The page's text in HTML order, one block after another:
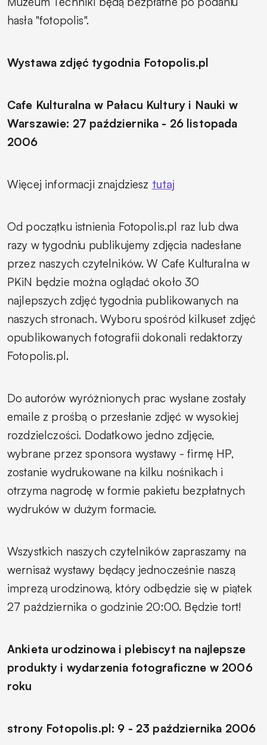
hasła "fotopolis".
Wystawa zdjęć tygodnia Fotopolis.pl
Cafe Kulturalna w Pałacu Kultury i Nauki w
Warszawie: 27 października - 26 listopada
2006
Więcej informacji znajdziesz tutaj
Od początku istnienia Fotopolis.pl raz lub dwa
razy w tygodniu publikujemy zdjęcia nadesłane
przez naszych czytelników. W Cafe Kulturalna w
PKiN będzie można oglądać około 30
najlepszych zdjęć tygodnia publikowanych na
naszych stronach. Wyboru spośród kilkuset zdjęć
opublikowanych fotografii dokonali redaktorzy
Fotopolis.pl.
Do autorów wyróżnionych prac wysłane zostały
emaile z prośbą o przesłanie zdjęć w wysokiej
rozdzielczości. Dodatkowo jedno zdjęcie,
wybrane przez sponsora wystawy - firmę HP,
zostanie wydrukowane na kilku nośnikach i
otrzyma nagrodę w formie pakietu bezpłatnych
wydruków w dużym formacie.
Wszystkich naszych czytelników zapraszamy na
wernisaż wystawy będący jednocześnie naszą
imprezą urodzinową, który odbędzie się w piątek
27 października o godzinie 20:00. Będzie tort!
Ankieta urodzinowa i plebiscyt na najlepsze
produkty i wydarzenia fotograficzne w 2006
roku
strony Fotopolis.pl: 9 - 23 października 2006